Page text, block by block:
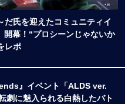
だ氏を迎えたコミュニティイ
幕！“プロシーンじゃないか
レポ
』イベント「ALDS ver.
劇に魅入られる白熱したバト